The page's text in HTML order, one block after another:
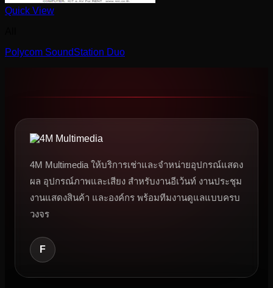
Quick View
Polycom SoundStation Duo
4M Multimedia ให้บริการเช่าและจำหน่ายอุปกรณ์แสดง
ผล อุปกรณ์ภาพและเสียง สำหรับงานอีเว้นท์ งานประชุม
งานแสดงสินค้า และองค์กร พร้อมทีมงานดูแลแบบครบ
วงจร
F